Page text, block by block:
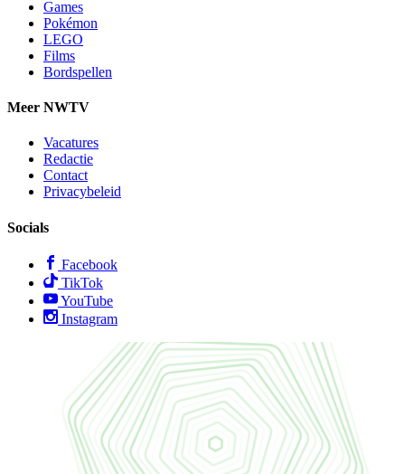
Games
Pokémon
LEGO
Films
Bordspellen
Meer NWTV
Vacatures
Redactie
Contact
Privacybeleid
Socials
Facebook
TikTok
YouTube
Instagram